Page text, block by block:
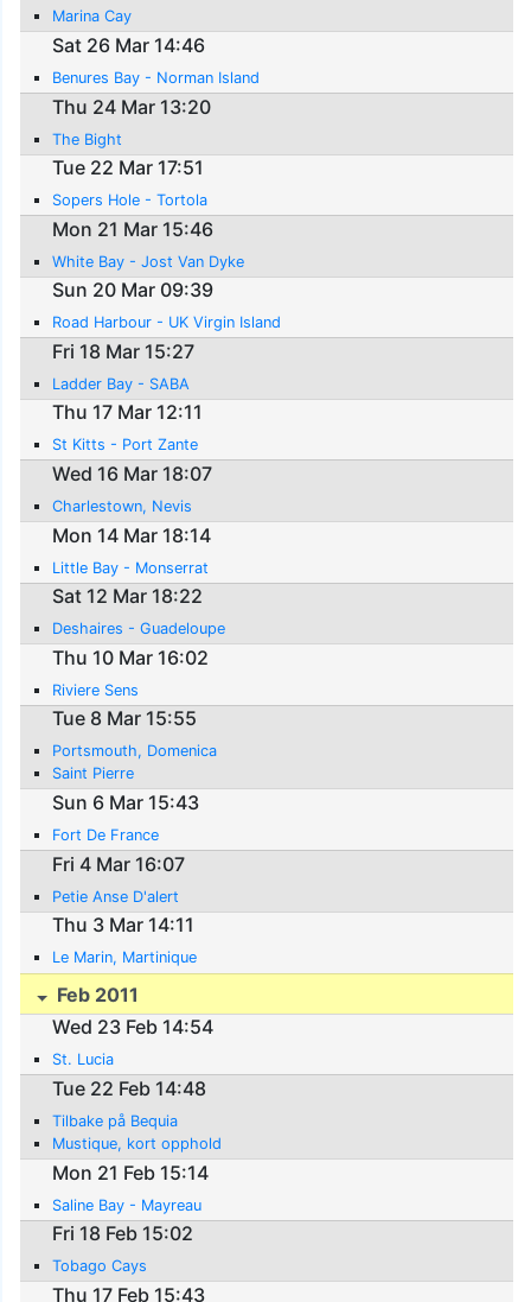
Marina Cay
Sat 26 Mar 14:46
Benures Bay - Norman Island
Thu 24 Mar 13:20
The Bight
Tue 22 Mar 17:51
Sopers Hole - Tortola
Mon 21 Mar 15:46
White Bay - Jost Van Dyke
Sun 20 Mar 09:39
Road Harbour - UK Virgin Island
Fri 18 Mar 15:27
Ladder Bay - SABA
Thu 17 Mar 12:11
St Kitts - Port Zante
Wed 16 Mar 18:07
Charlestown, Nevis
Mon 14 Mar 18:14
Little Bay - Monserrat
Sat 12 Mar 18:22
Deshaires - Guadeloupe
Thu 10 Mar 16:02
Riviere Sens
Tue 8 Mar 15:55
Portsmouth, Domenica
Saint Pierre
Sun 6 Mar 15:43
Fort De France
Fri 4 Mar 16:07
Petie Anse D'alert
Thu 3 Mar 14:11
Le Marin, Martinique
Feb 2011
Wed 23 Feb 14:54
St. Lucia
Tue 22 Feb 14:48
Tilbake på Bequia
Mustique, kort opphold
Mon 21 Feb 15:14
Saline Bay - Mayreau
Fri 18 Feb 15:02
Tobago Cays
Thu 17 Feb 15:43